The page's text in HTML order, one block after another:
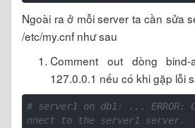
Ngoài ra ở mỗi server ta cần sửa
/etc/my.cnf như sau
Comment out dòng bind-
127.0.0.1 nếu có khi gặp lỗi
# server1 on db1: ... ERROR:
nnect to the server1 server.